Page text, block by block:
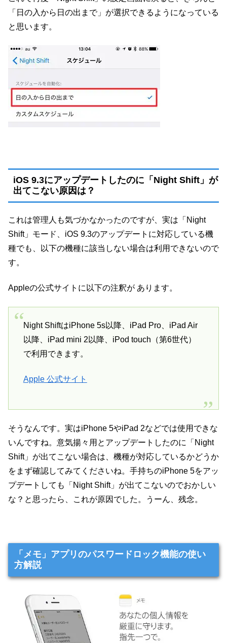
「日の入から日の出まで」が選択できるようになっている
と思います。
iOS 9.3にアップデートしたのに「Night Shift」が
出てこない原因は？
これは管理人も気づかなかったのですが、実は「Night
Shift」モード、iOS 9.3のアップデートに対応している機
種でも、以下の機種に該当しない場合は利用できないので
す。
Appleの公式サイトに以下の注釈が あります。
Night ShiftはiPhone 5s以降、iPad Pro、iPad Air
以降、iPad mini 2以降、iPod touch（第6世代）
で利用できます。
Apple 公式サイト
そうなんです。実はiPhone 5やiPad 2などでは使用できな
いんですね。意気揚々用とアップデートしたのに「Night
Shift」が出てこない場合は、機種が対応しているかどうか
をまず確認してみてくださいね。手持ちのiPhone 5をアッ
プデートしても「Night Shift」が出てこないのでおかしい
な？と思ったら、これが原因でした。うーん、残念。
「メモ」アプリのパスワードロック機能の使い
方解説